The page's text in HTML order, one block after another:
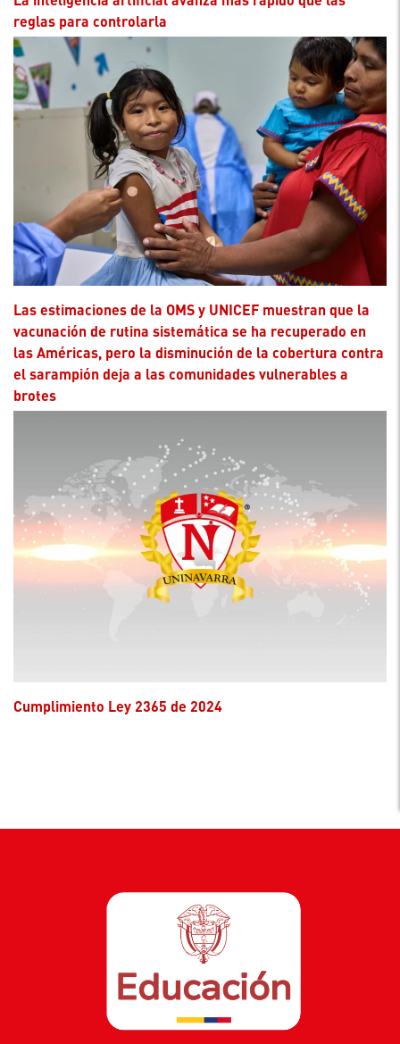
reglas para controlarla
Las estimaciones de la OMS y UNICEF muestran que la
vacunación de rutina sistemática se ha recuperado en
las Américas, pero la disminución de la cobertura contra
el sarampión deja a las comunidades vulnerables a
brotes
Cumplimiento Ley 2365 de 2024